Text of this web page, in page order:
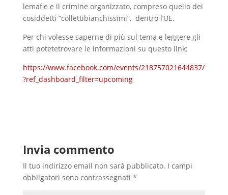
lemafie e il crimine organizzato, compreso quello dei
cosiddetti “collettibianchissimi”, dentro l’UE.
Per chi volesse saperne di più sul tema e leggere gli
atti potetetrovare le informazioni su questo link:
https://www.facebook.com/events/218757021644837/
?ref_dashboard_filter=upcoming
Invia commento
Il tuo indirizzo email non sarà pubblicato. I campi
obbligatori sono contrassegnati *